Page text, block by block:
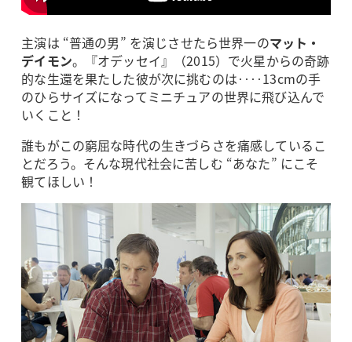
主演は “普通の男” を演じさせたら世界一のマット・
デイモン。『オデッセイ』（2015）で火星からの奇跡
的な生還を果たした彼が次に挑むのは‥‥13cmの手
のひらサイズになってミニチュアの世界に飛び込んで
いくこと！
誰もがこの窮屈な時代の生きづらさを痛感しているこ
とだろう。そんな現代社会に苦しむ “あなた” にこそ
観てほしい！